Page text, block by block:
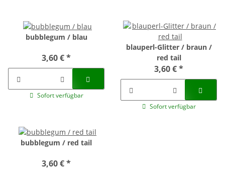
bubblegum / blau
3,60 €*
Sofort verfügbar
blauperl-Glitter / braun /
red tail
3,60 €*
Sofort verfügbar
bubblegum / red tail
3,60 €*